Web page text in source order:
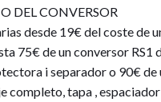
DEL CONVERSOR
desde 19€ del coste de
75€ de un conversor RS1
i separador o 90€ de
completo, tapa ,